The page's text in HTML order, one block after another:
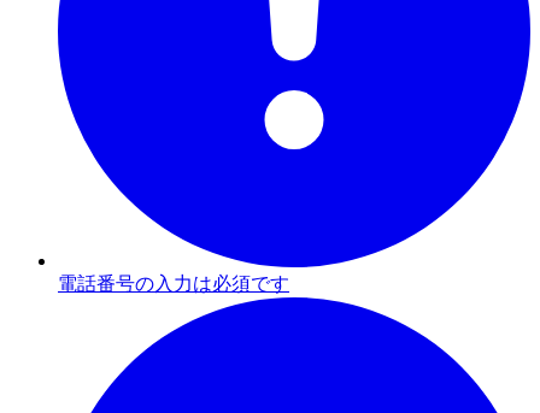
電話番号の入力は必須です